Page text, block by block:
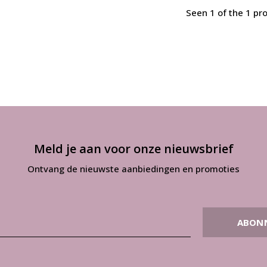
Seen 1 of the 1
Meld je aan voor onze nieuwsbrief
Ontvang de nieuwste aanbiedingen en promoties